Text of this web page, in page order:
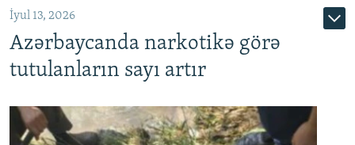
İyul 13, 2026
Azərbaycanda narkotikə görə
tutulanların sayı artır